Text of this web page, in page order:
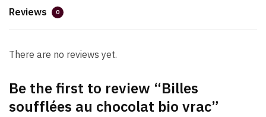
Reviews 0
There are no reviews yet.
Be the first to review “Billes
soufflées au chocolat bio vrac”